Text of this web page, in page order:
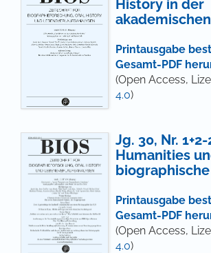
History in der
Printausgabe
Gesamt-PDF
(Open Access,
4.0)
Jg. 30, Nr.
Humanities
Printausgabe
Gesamt-PDF
(Open Access,
4.0)